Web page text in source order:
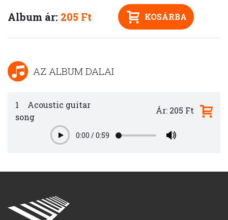
Album ár: 205 Ft KOSÁRBA
AZ ALBUM DALAI
1
Acoustic guitar
song
Play0:00 /0:59
Ár: 205 Ft